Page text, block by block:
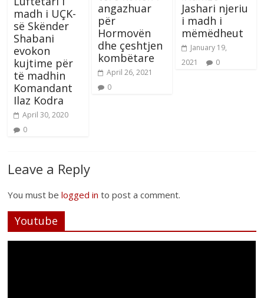
madh i UÇK-
së Skënder
Shabani
evokon
kujtime për
të madhin
Komandant
Ilaz Kodra
April 30, 2020
0
angazhuar
për
Hormovën
dhe çeshtjen
kombëtare
April 26, 2021
0
Jashari njeriu
i madh i
mëmëdheut
January 19,
2021
0
Leave a Reply
You must belogged in to post a comment.
Youtube